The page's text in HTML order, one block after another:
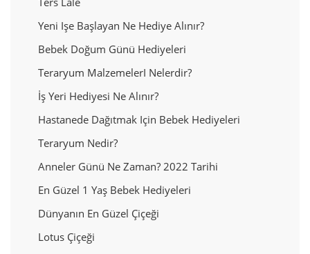
Yeni Işe Başlayan Ne Hediye Alınır?
Bebek Doğum Günü Hediyeleri
Teraryum Malzemeler​i Nelerdir?
İş Yeri Hediyesi Ne Alınır?
Hastanede Dağıtmak Için Bebek Hediyeleri
Teraryum Nedir?
Anneler Günü Ne Zaman? 2022 Tarihi
En Güzel 1 Yaş Bebek Hediyeleri
Dünyanın En Güzel Çiçeği
Lotus Çiçeği